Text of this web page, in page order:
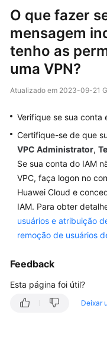
de
serviço
Primeiros
passos
de
Perguntas
frequentes
Perguntas
populares
Consultoria
e
cenários
O que fazer
mensagem
tenho as
uma VPN?
Atualizado em 2023-09-21
Verifique se sua conta
Certifique-se de que
VPC Administrator,
Se sua conta do IAM
VPC, faça logon no
Huawei Cloud e
IAM. Para obter
usuários e atribuição
remoção de usuários
Feedback
Esta página foi útil?
Deixar